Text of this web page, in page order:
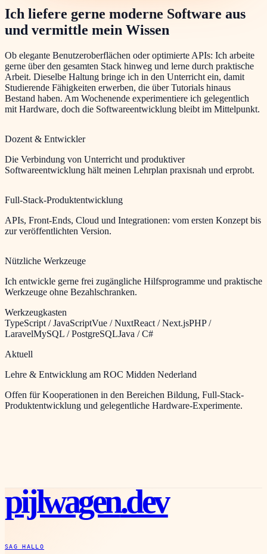
Ich liefere gerne moderne Software aus
und vermittle mein Wissen
Ob elegante Benutzeroberflächen oder optimierte APIs: Ich arbeite
gerne über den gesamten Stack hinweg und lerne durch praktische
Arbeit. Dieselbe Haltung bringe ich in den Unterricht ein, damit
Studierende Fähigkeiten erwerben, die über Tutorials hinaus
Bestand haben. Am Wochenende experimentiere ich gelegentlich
mit Hardware, doch die Softwareentwicklung bleibt im Mittelpunkt.
Dozent & Entwickler
Die Verbindung von Unterricht und produktiver
Softwareentwicklung hält meinen Lehrplan praxisnah und erprobt.
Full-Stack-Produktentwicklung
APIs, Front-Ends, Cloud und Integrationen: vom ersten Konzept bis
zur veröffentlichten Version.
Nützliche Werkzeuge
Ich entwickle gerne frei zugängliche Hilfsprogramme und praktische
Werkzeuge ohne Bezahlschranken.
Werkzeugkasten
TypeScript / JavaScriptVue / NuxtReact / Next.jsPHP /
LaravelMySQL / PostgreSQLJava / C#
Aktuell
Lehre & Entwicklung am ROC Midden Nederland
Offen für Kooperationen in den Bereichen Bildung, Full-Stack-
Produktentwicklung und gelegentliche Hardware-Experimente.
pijlwagen.dev
SAG HALLO